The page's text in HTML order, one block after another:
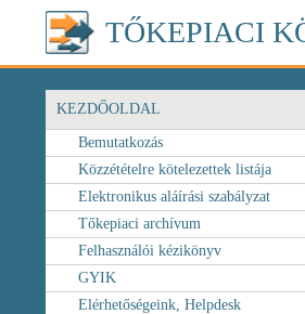
TŐKEPIACI
KEZDŐOLDAL
Bemutatkozás
Közzétételre kötelezettek listája
Elektronikus aláírási szabályzat
Tőkepiaci archívum
Felhasználói kézikönyv
GYIK
Elérhetőségeink, Helpdesk